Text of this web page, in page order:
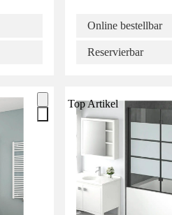
Online bestellbar
Reservierbar
Top Artikel